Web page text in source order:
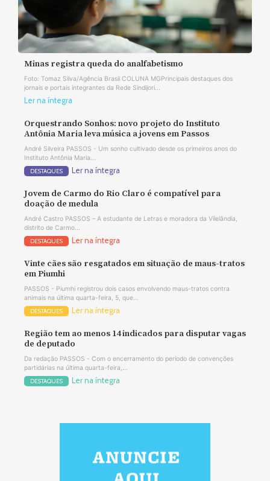
Minas registra queda do analfabetismo
Foto: Tomaz Silva/Agência Brasil COLUNA MGPrincipais destaques dos
jornais e portais integrantes da Rede Sindijori...
Ler na íntegra
Orquestrando Sonhos: novo projeto do Instituto
Antônia Maria leva música a jovens em Passos
André Silveira PASSOS - Um sonho cultivado desde os primeiros anos do
Instituto Antônia Maria...
DESTAQUES Ler na íntegra
Jovem de Carmo do Rio Claro é compatível para
doação de medula
André Castro PASSOS – A estudante de Letras e moradora da Vilelândia,
distrito de Carmo...
DESTAQUES Ler na íntegra
Vinte cães são resgatados em situação de maus-tratos
em Piumhi
PASSOS - Piumhi registrou dois casos envolvendo maus-tratos contra
animais na última quarta-feira, 5, que...
DESTAQUES Ler na íntegra
Região tem ao menos 14 indicados para disputar vagas
de deputado
Da redação PASSOS - Com o encerramento do período de convenções
partidárias na última quarta-feira,...
DESTAQUES Ler na íntegra